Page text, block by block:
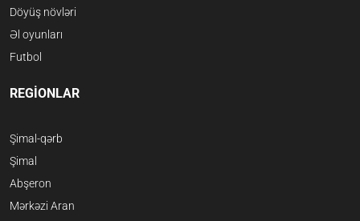
Döyüş növləri
Əl oyunları
Futbol
REGİONLAR
Şimal-qərb
Şimal
Abşeron
Mərkəzi Aran